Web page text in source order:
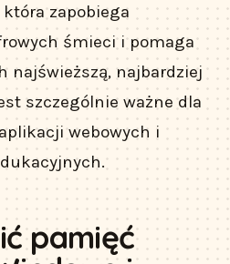
zapobiega
śmieci i pomaga
najświeższą, najbardziej
szczególnie ważne dla
webowych i
pamięć